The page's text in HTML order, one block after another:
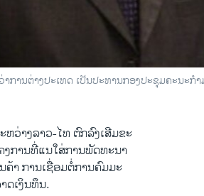
ານ​ຕ່າງປະ​ເທດ​ ເປັນປະທານ​ກອງ​ປະຊຸມ​ຄະນະ​
ວ່າງ​ລາວ-​ໄທ ຕົກລົງເສີມ​ຂະ
ການ​ທີ່​ແນ​ໃສ່​ການ​ພັດທະນາ
ຄ້າ​ ການ​ເຊື່​ອມຕໍ່​ການ​ຄົມມະ
ດ​ເງິນ​ທຶນ.